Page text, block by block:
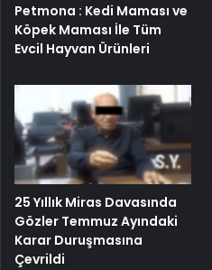
Petmona : Kedi Maması ve
Köpek Maması İle Tüm
Evcil Hayvan Ürünleri
25 Yıllık Miras Davasında
Gözler Temmuz Ayındaki
Karar Duruşmasına
Çevrildi